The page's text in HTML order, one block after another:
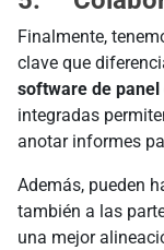
Finalmente,
clave que
software de
integradas
anotar informes
Además, pueden
también a las
una mejor